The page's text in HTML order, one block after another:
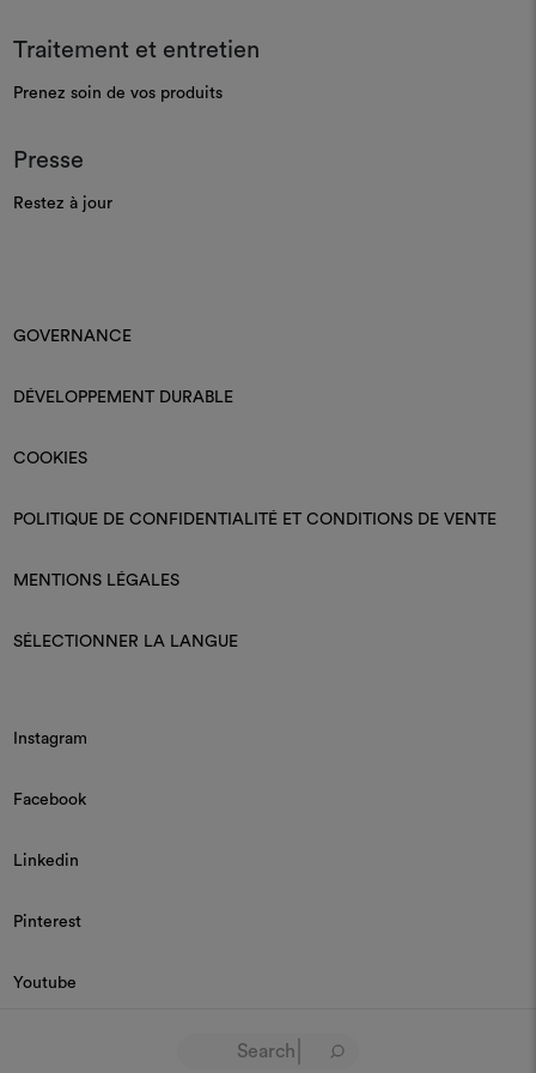
Traitement et entretien
Prenez soin de vos produits
Presse
Restez à jour
GOVERNANCE
DÉVELOPPEMENT DURABLE
COOKIES
POLITIQUE DE CONFIDENTIALITÉ ET CONDITIONS DE VENTE
MENTIONS LÉGALES
SÉLECTIONNER LA LANGUE
Instagram
Facebook
Linkedin
Pinterest
Youtube
© 2026 Dedar P.IVA 03187590157